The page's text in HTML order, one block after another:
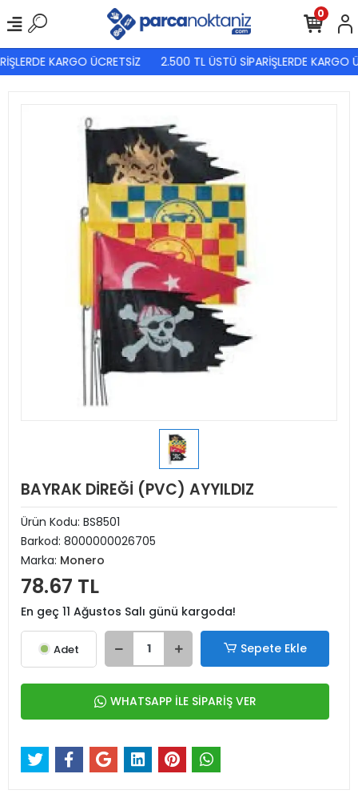
KARGO ÜCRETSİZ 2.500 TL ÜSTÜ SİPARİŞLERDE KARGO
0
BAYRAK DİREĞİ (PVC) AYYILDIZ
Ürün Kodu: BS8501
Barkod: 8000000026705
Marka: Monero
78.67 TL
En geç 11 Ağustos Salı günü kargoda!
Adet Sepete Ekle
WHATSAPP İLE SİPARİŞ VER